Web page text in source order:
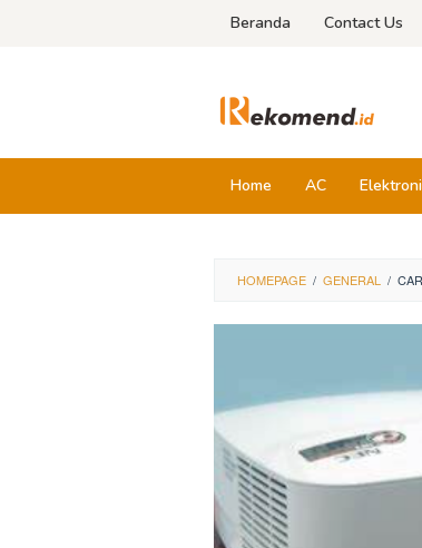
Beranda Contact Us
Home AC
HOMEPAGE / GENERAL /